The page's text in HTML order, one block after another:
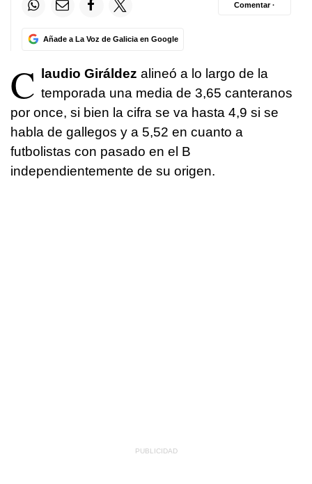
Añade a La Voz de Galicia en Google
Comentar ·
C laudio Giráldez alineó a lo largo de la
temporada una media de 3,65 canteranos
por once, si bien la cifra se va hasta 4,9 si se
habla de gallegos y a 5,52 en cuanto a
futbolistas con pasado en el B
independientemente de su origen.